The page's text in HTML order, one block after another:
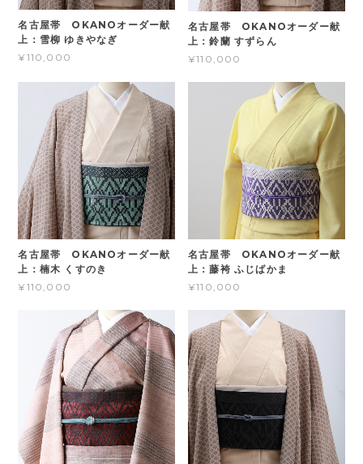
名古屋帯 OKANOオーダー献
上：雪柳 ゆきやなぎ
¥110,000
名古屋帯 OKANOオーダー献
上：鈴蘭 すずらん
¥110,000
名古屋帯 OKANOオーダー献
上：楠木 くすのき
¥110,000
名古屋帯 OKANOオーダー献
上：藤袴 ふじばかま
¥110,000